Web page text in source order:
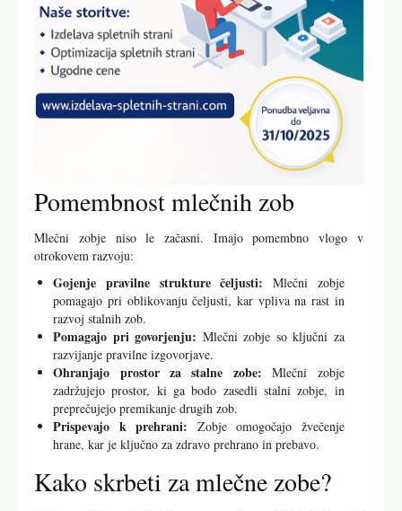
Pomembnost mlečnih zob
Mlečni zobje niso le začasni. Imajo pomembno vlogo v
otrokovem razvoju:
Gojenje pravilne strukture čeljusti: Mlečni zobje
pomagajo pri oblikovanju čeljusti, kar vpliva na rast in
razvoj stalnih zob.
Pomagajo pri govorjenju: Mlečni zobje so ključni za
razvijanje pravilne izgovorjave.
Ohranjajo prostor za stalne zobe: Mlečni zobje
zadržujejo prostor, ki ga bodo zasedli stalni zobje, in
preprečujejo premikanje drugih zob.
Prispevajo k prehrani: Zobje omogočajo žvečenje
hrane, kar je ključno za zdravo prehrano in prebavo.
Kako skrbeti za mlečne zobe?